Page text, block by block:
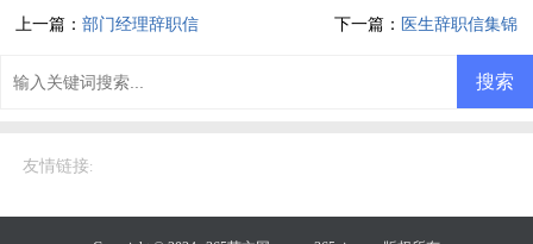
上一篇：部门经理辞职信 下一篇： 医生辞职信集锦
友情链接: